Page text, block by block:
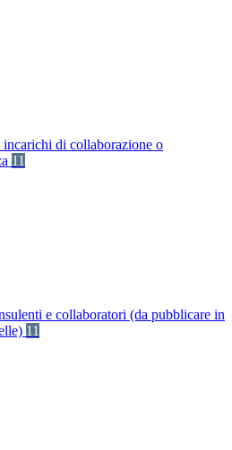
di collaborazione o
11
e collaboratori (da pubblicare in
11